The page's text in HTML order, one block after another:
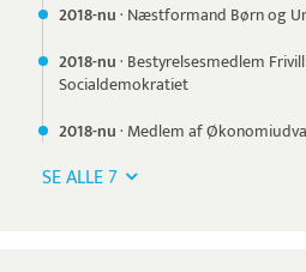
2018-nu· Næstformand Børn og
2018-nu· Bestyrelsesmedlem
Socialdemokratiet
2018-nu· Medlem af
SE ALLE 7